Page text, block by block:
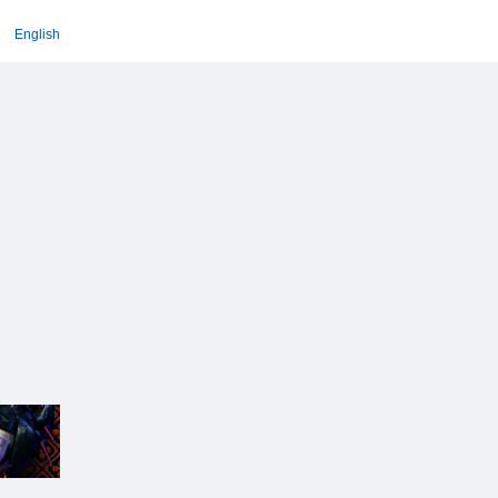
English